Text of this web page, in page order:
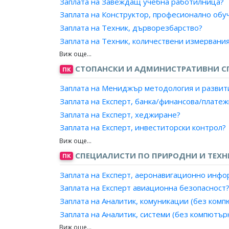
Заплата на Конструктор, професионално
Заплата на Техник, дърворезбарство?
Заплата на Техник, количествени
Заплата на Техник, мебелно производство?
Заплата на Техник, медицинска техника?
Заплата на Техник, робот?
Заплата на Техник, подвижна пощенска
Заплата на Техник, продукция?
Заплата на Техник, производствени
Заплата на Техник, производствени
Заплата на Техник, производство на
Заплата на Техник, реставрация на стари
Заплата на Техник, системи (с изключение
Заплата на Техник, складово обзавеждане?
Заплата на Техник, тапицерство и
Заплата на Техник, технолог на алкохолни и
Заплата на Техник, технолог на захар и
ПК СТОПАНСКИ И АДМИНИСТРАТИВНИ
Заплата на Мениджър методология и
Заплата на Експерт, банка/финансова/
Заплата на Експерт, хеджиране?
Заплата на Експерт, инвеститорски контрол?
Заплата на Инвестиционен консултант?
Заплата на Експерт, имуществено
Заплата на Експерт, финансово планиране?
Заплата на Експерт, застраховане?
Заплата на Данъчен консултант?
Заплата на Преговарящ, управление на
Заплата на Преговарящ, управление на
ПК СПЕЦИАЛИСТИ ПО ПРИРОДНИ И
Заплата на Експерт, аеронавигационно
Заплата на Експерт авиационна безопасност?
Заплата на Аналитик, комуникации (без
Заплата на Аналитик, системи (без